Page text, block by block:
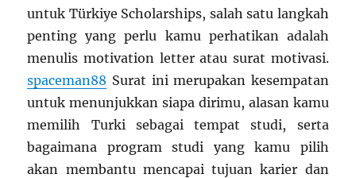
untuk Türkiye Scholarships, salah satu langkah
penting yang perlu kamu perhatikan adalah
menulis motivation letter atau surat motivasi.
spaceman88 Surat ini merupakan kesempatan
untuk menunjukkan siapa dirimu, alasan kamu
memilih Turki sebagai tempat studi, serta
bagaimana program studi yang kamu pilih
akan membantu mencapai tujuan karier dan